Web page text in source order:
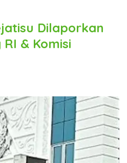
Dilaporkan
& Komisi